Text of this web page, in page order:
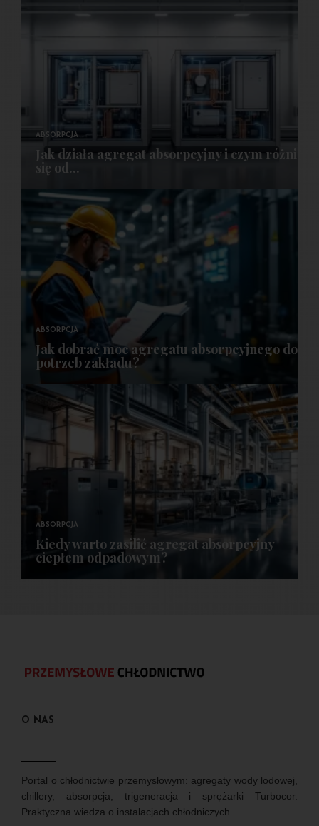
ABSORPCJA
Jak działa agregat absorpcyjny i czym różni
się od...
ABSORPCJA
Jak dobrać moc agregatu absorpcyjnego do
potrzeb zakładu?
ABSORPCJA
Kiedy warto zasilić agregat absorpcyjny
ciepłem odpadowym?
O NAS
Portal o chłodnictwie przemysłowym: agregaty wody lodowej,
chillery, absorpcja, trigeneracja i sprężarki Turbocor.
Praktyczna wiedza o instalacjach chłodniczych.